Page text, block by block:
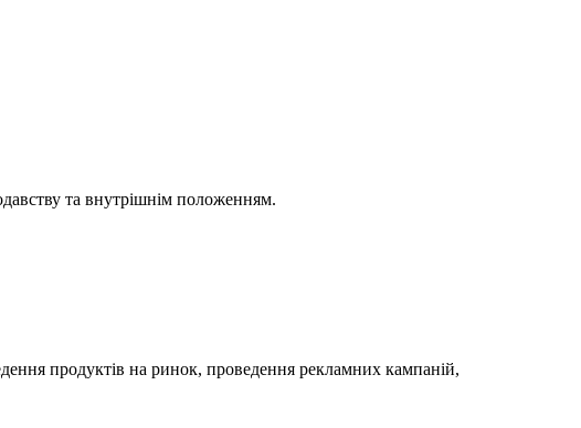
та внутрішнім положенням.
продуктів на ринок, проведення рекламних кампаній,